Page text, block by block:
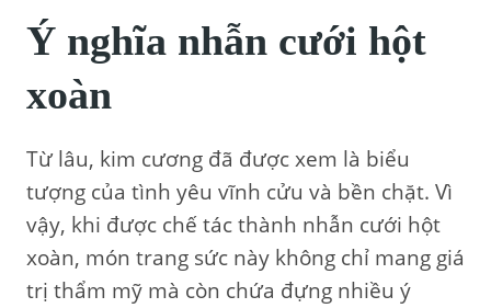
Ý nghĩa nhẫn cưới hột
xoàn
Từ lâu, kim cương đã được xem là biểu
tượng của tình yêu vĩnh cửu và bền chặt. Vì
vậy, khi được chế tác thành nhẫn cưới hột
xoàn, món trang sức này không chỉ mang giá
trị thẩm mỹ mà còn chứa đựng nhiều ý